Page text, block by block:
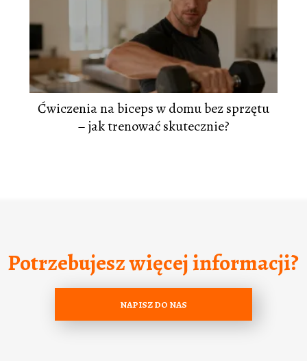
Ćwiczenia na biceps w domu bez sprzętu
– jak trenować skutecznie?
Potrzebujesz więcej informacji?
NAPISZ DO NAS